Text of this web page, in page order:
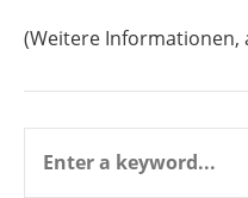
(Weitere Informationen,